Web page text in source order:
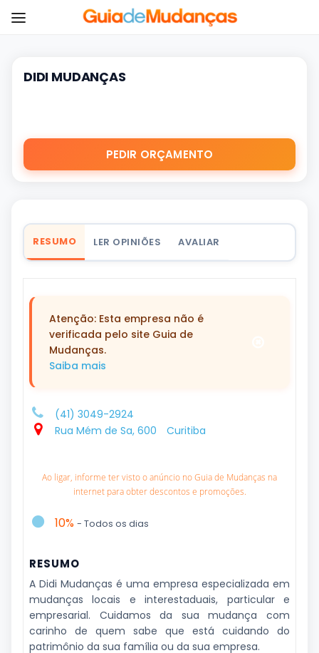
DIDI MUDANÇAS
PEDIR ORÇAMENTO
RESUMO LER OPINIÕES AVALIAR
Atenção: Esta empresa não é
verificada pelo site Guia de
Mudanças.
Saiba mais
(41) 3049-2924
Rua Mém de Sa, 600
Curitiba
Ao ligar, informe ter visto o anúncio no Guia de Mudanças na
internet para obter descontos e promoções.
10% - Todos os dias
RESUMO
A Didi Mudanças é uma empresa especializada em
mudanças locais e interestaduais, particular e
empresarial. Cuidamos da sua mudança com
carinho de quem sabe que está cuidando do
patrimônio da sua família ou da sua empresa.